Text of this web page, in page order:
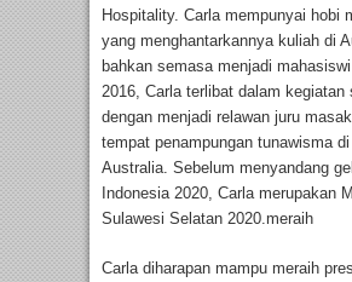
Hospitality. Carla mempunyai hobi
yang menghantarkannya kuliah di
bahkan semasa menjadi
2016, Carla terlibat dalam kegiatan
dengan menjadi relawan juru
tempat penampungan tunawisma di
Australia. Sebelum menyandang
Indonesia 2020, Carla merupakan
Sulawesi Selatan 2020.meraih
Carla diharapan mampu meraih